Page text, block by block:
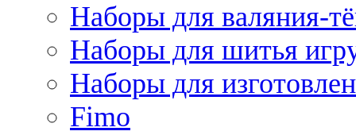
Наборы для валяния-
Наборы для шитья
Наборы для
Fimo